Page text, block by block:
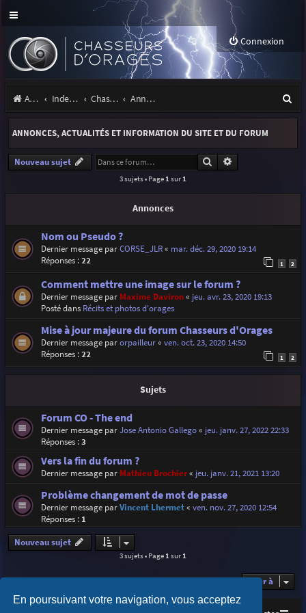
En poursuivant votre navigation, vous acceptez
Connexion
Accueil Index du forum Chasseurs d'Orages Annonces, actualités et information du site et du forum
e
e
ANNONCES, ACTUALITÉS ET INFORMATION DU SITE ET DU FORUM
Nouveau sujet Rechercher
3 sujets • Page 1 sur 1
Annonces
Nom ou Pseudo ?
Dernier message parCORSE_JLR« mar. déc. 29, 2020 19:14
Réponses :22 1 2
Comment mettre une image sur le forum ?
Dernier message par Maxime Daviron« jeu. avr. 23, 2020 19:13
Posté dans Récits et photos d'orages
Mise à jour majeure du forum Chasseurs d'Orages
Dernier message parorpailleur« ven. oct. 23, 2020 14:50
Réponses :22 1 2
Sujets
Forum CO - The end
Dernier message parJose Antonio Gallego« jeu. janv. 27, 2022 22:33
Réponses :3
Vers la fin du forum ?
Dernier message par Mathieu Brochier« jeu. janv. 21, 2021 13:20
Problème changement de mot de passe
Dernier message parVincent Lhermet« ven. nov. 27, 2020 12:54
Réponses : 1
Nouveau sujet
3 sujets • Page1sur1
Aller à